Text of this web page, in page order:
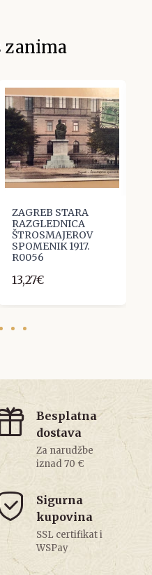
zanima
ZAGREB STARA
RAZGLEDNICA
ŠTROSMAJEROV
SPOMENIK 1917.
R0056
13,27€
Besplatna
dostava
Za narudžbe
iznad 70 €
Sigurna
kupovina
SSL certifikat i
WSPay